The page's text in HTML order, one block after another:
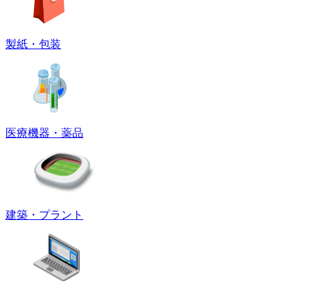
製紙・包装
医療機器・薬品
建築・プラント